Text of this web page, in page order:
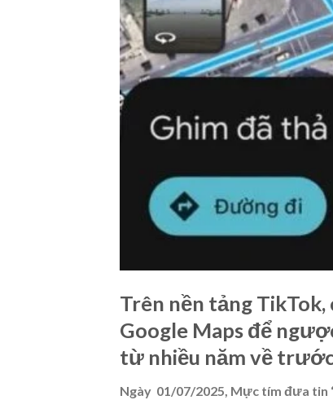
Trên nền tảng
Google Maps để
từ nhiều năm về
Ngày 01/07/2025, Mực tím đưa tin